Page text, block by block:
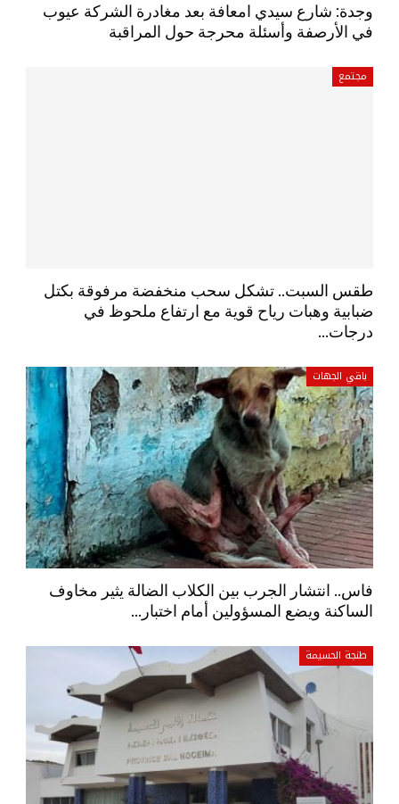
وجدة: شارع سيدي امعافة بعد مغادرة الشركة عيوب
في الأرصفة وأسئلة محرجة حول المراقبة
مجتمع
طقس السبت.. تشكل سحب منخفضة مرفوقة بكتل
ضبابية وهبات رياح قوية مع ارتفاع ملحوظ في
درجات…
باقي الجهات
فاس.. انتشار الجرب بين الكلاب الضالة يثير مخاوف
الساكنة ويضع المسؤولين أمام اختبار…
طنجة الحسيمة